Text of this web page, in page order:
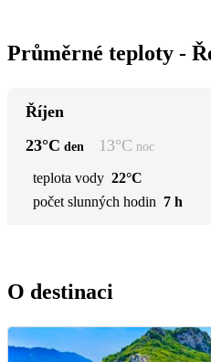
Průměrné teploty -
Říjen
23°C den 13°C noc
teplota vody 22°C
počet slunných hodin 7 h
O destinaci